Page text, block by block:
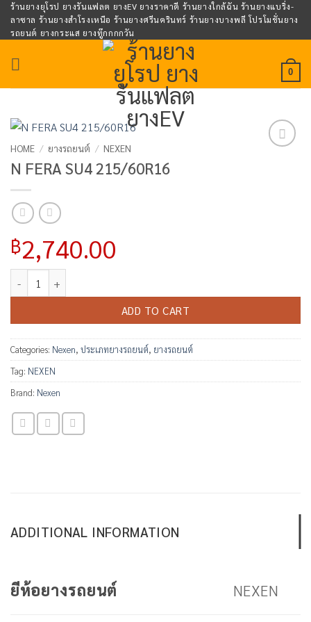
Skip
content
ร้านยางยุโรป ยางรันแฟลต ยางEV ยางราคาดี ร้านยางใกล้ฉัน ร้านยางแบริ่ง-
ลาซาล ร้านยางสำโรงเหนือ ร้านยางศรีนครินทร์ ร้านยางบางพลี โปรโมชั่นยาง
รถยนต์ ยางกระแส ยางทู๊กกกกวัน
0
HOME / ยางรถยนต์ / NEXEN
N FERA SU4 215/60R16
฿2,740.00
ADD TO CART
Categories: Nexen, ประเภทยางรถยนต์, ยางรถยนต์
Tag: NEXEN
Brand: Nexen
ADDITIONAL INFORMATION
ยีห้อยางรถยนต์ NEXEN